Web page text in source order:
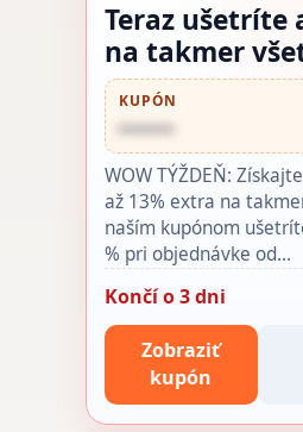
Teraz ušetríte
na takmer
KUPÓN
••••••
WOW TÝŽDEŇ:
až 13% extra na
naším kupónom
% pri objednávke od…
Končí o 3 dni
Zobraziť
kupón